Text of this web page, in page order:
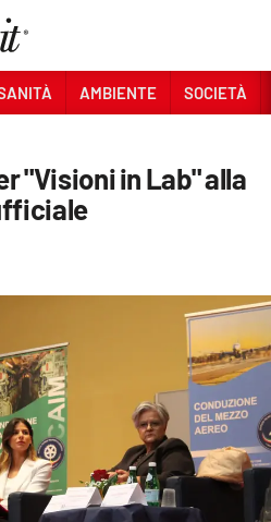
AMBIENTE SOCIETÀ
"Visioni in Lab" alla